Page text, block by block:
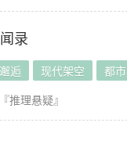
录
逅 现代架空 都
『推理悬疑』